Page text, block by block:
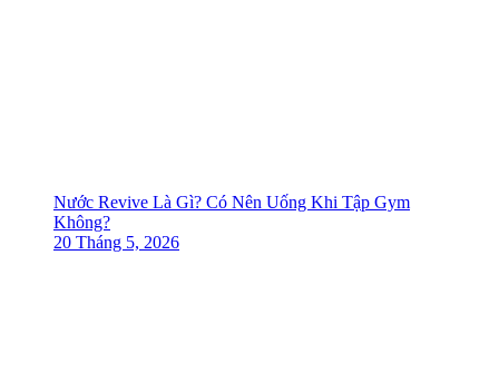
Nước Revive Là Gì? Có Nên Uống Khi Tập Gym
Không?
20 Tháng 5, 2026